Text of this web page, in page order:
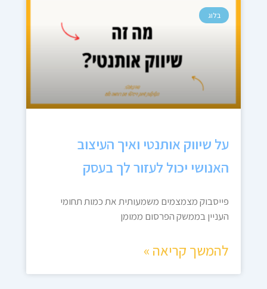
בלוג
על שיווק אותנטי ואיך העיצוב
האנושי יכול לעזור לך בעסק
פייסבוק מצמצמים משמעותית את כמות תחומי
העניין בממשק הפרסום ממומן
להמשך קריאה »